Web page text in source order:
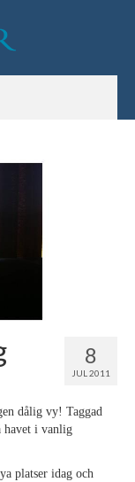
8
JUL 2011
dålig vy! Taggad
havet i vanlig
platser idag och